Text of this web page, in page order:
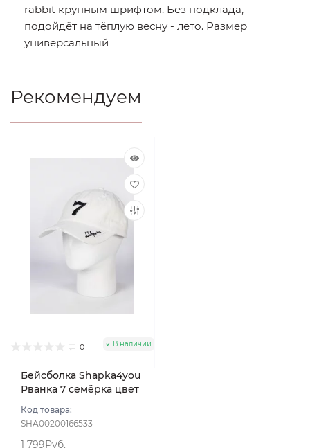
rabbit крупным шрифтом. Без подклада,
подойдёт на тёплую весну - лето. Размер
универсальный
Рекомендуем
0 В наличии
Бейсболка Shapka4you
Рванка 7 семёрка цвет
Код товара:
SHA00200166533
1 799Руб.